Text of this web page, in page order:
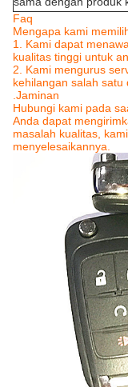
Faq
Mengapa kami
1. Kami dapat
kualitas tinggi untuk
2. Kami mengurus
kehilangan salah satu
.Jaminan
Hubungi kami pada
Anda dapat
masalah kualitas,
menyelesaikannya.